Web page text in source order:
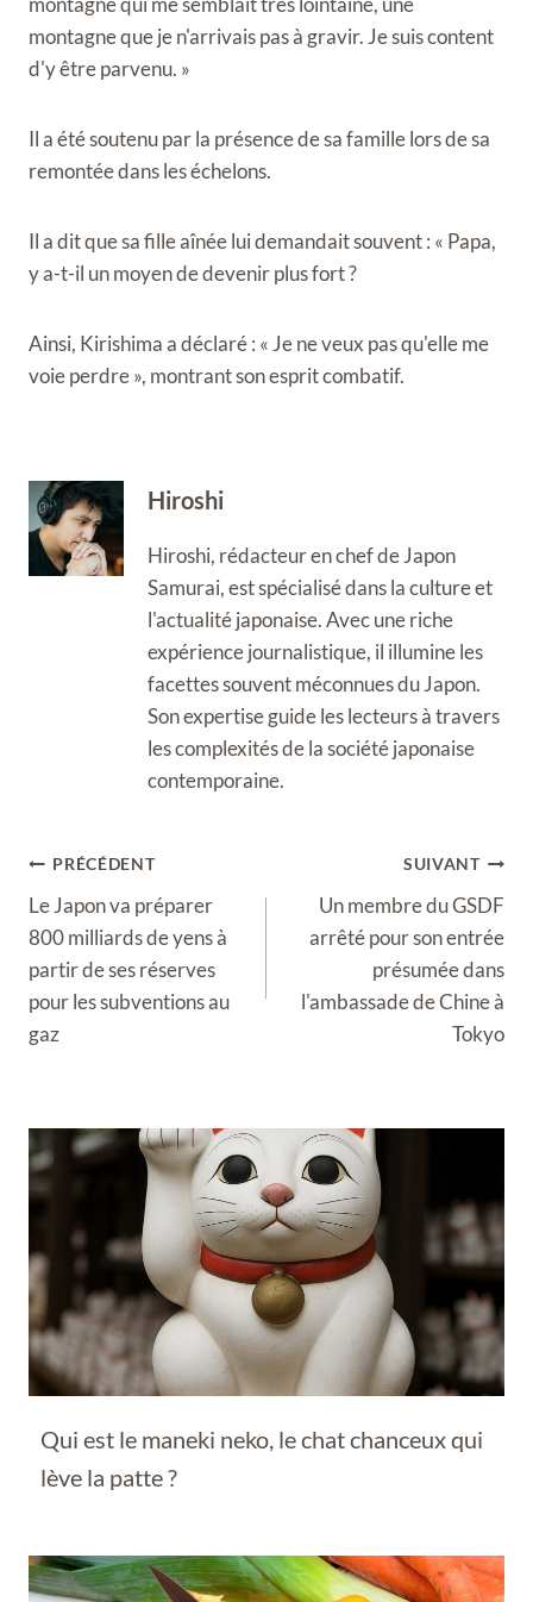
montagne que je n'arrivais pas à gravir. Je suis content
d'y être parvenu. »
Il a été soutenu par la présence de sa famille lors de sa
remontée dans les échelons.
Il a dit que sa fille aînée lui demandait souvent : « Papa,
y a-t-il un moyen de devenir plus fort ?
Ainsi, Kirishima a déclaré : « Je ne veux pas qu'elle me
voie perdre », montrant son esprit combatif.
Hiroshi
Hiroshi, rédacteur en chef de Japon
Samurai, est spécialisé dans la culture et
l'actualité japonaise. Avec une riche
expérience journalistique, il illumine les
facettes souvent méconnues du Japon.
Son expertise guide les lecteurs à travers
les complexités de la société japonaise
contemporaine.
Navigation
de
l’article
PRÉCÉDENT
Le Japon va préparer
800 milliards de yens à
partir de ses réserves
pour les subventions au
gaz
SUIVANT
Un membre du GSDF
arrêté pour son entrée
présumée dans
l'ambassade de Chine à
Tokyo
Qui est le maneki neko, le chat chanceux qui
lève la patte ?